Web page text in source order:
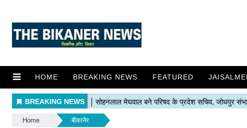
HOME BREAKING NEWS FEATURED
Home बीकानेर